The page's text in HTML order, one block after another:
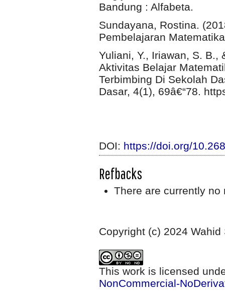
Bandung : Alfabeta.
Sundayana, Rostina.
Pembelajaran
Yuliani, Y., Iriawan, S. B.,
Aktivitas Belajar
Terbimbing Di Sekolah
Dasar, 4(1), 69â€“78.
DOI: https://doi.org/
Refbacks
There are currently no
Copyright (c) 2024 Wahid
This work is licensed
NonCommercial-